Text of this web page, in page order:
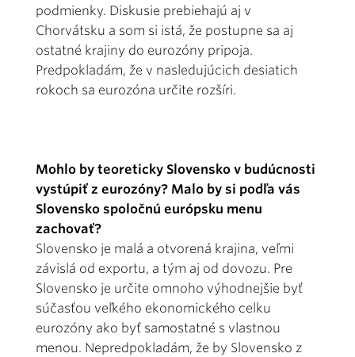
podmienky. Diskusie prebiehajú aj v
Chorvátsku a som si istá, že postupne sa aj
ostatné krajiny do eurozóny pripoja.
Predpokladám, že v nasledujúcich desiatich
rokoch sa eurozóna určite rozšíri.
Mohlo by teoreticky Slovensko v budúcnosti
vystúpiť z eurozóny? Malo by si podľa vás
Slovensko spoločnú európsku menu
zachovať?
Slovensko je malá a otvorená krajina, veľmi
závislá od exportu, a tým aj od dovozu. Pre
Slovensko je určite omnoho výhodnejšie byť
súčasťou veľkého ekonomického celku
eurozóny ako byť samostatné s vlastnou
menou. Nepredpokladám, že by Slovensko z